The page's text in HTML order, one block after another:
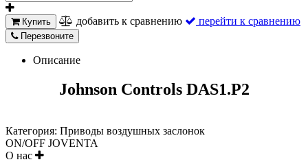
Купить добавить к сравнению перейти к сравнению
Перезвоните
Описание
Johnson Controls DAS1.P2
Категория: Приводы воздушных заслонок
ON/OFF JOVENTA
О нас